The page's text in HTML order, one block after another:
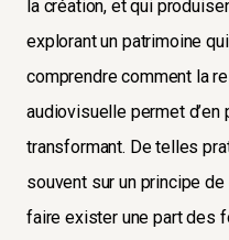
la création, et qui
explorant un patrimoine
comprendre comment la
audiovisuelle permet
transformant. De telles
souvent sur un principe
faire exister une part des